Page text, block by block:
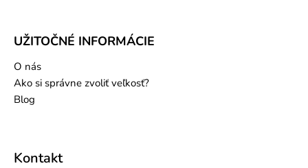
UŽITOČNÉ INFORMÁCIE
O nás
Ako si správne zvoliť veľkosť?
Blog
Kontakt